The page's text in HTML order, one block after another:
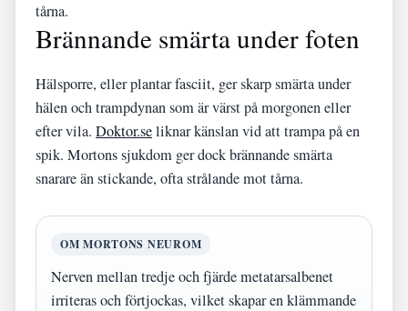
tårna.
Brännande smärta under foten
Hälsporre, eller plantar fasciit, ger skarp smärta under
hälen och trampdynan som är värst på morgonen eller
efter vila. Doktor.seliknar känslan vid att trampa på en
spik. Mortons sjukdom ger dock brännande smärta
snarare än stickande, ofta strålande mot tårna.
OM MORTONS NEUROM
Nerven mellan tredje och fjärde metatarsalbenet
irriteras och förtjockas, vilket skapar en klämmande